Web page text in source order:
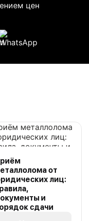
цен
от
лиц:
и
сдачи